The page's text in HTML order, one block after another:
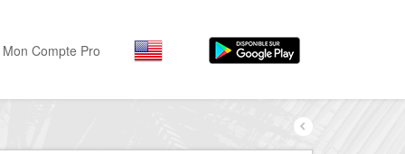
Par quartiers
Mon Compte Pro